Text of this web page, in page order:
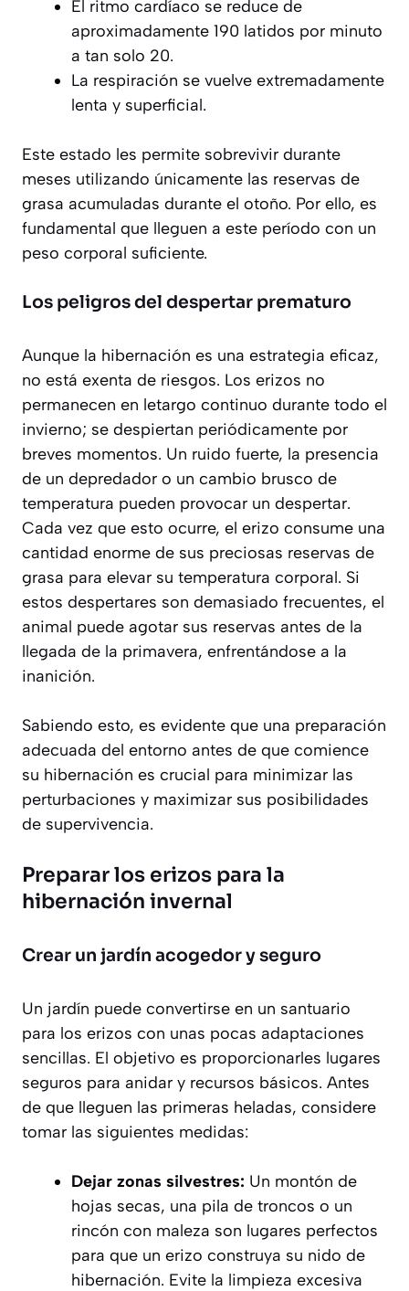
El ritmo cardíaco se reduce de
aproximadamente 190 latidos por minuto
a tan solo 20.
La respiración se vuelve extremadamente
lenta y superficial.
Este estado les permite sobrevivir durante
meses utilizando únicamente las reservas de
grasa acumuladas durante el otoño. Por ello, es
fundamental que lleguen a este período con un
peso corporal suficiente.
Los peligros del despertar prematuro
Aunque la hibernación es una estrategia eficaz,
no está exenta de riesgos. Los erizos no
permanecen en letargo continuo durante todo el
invierno; se despiertan periódicamente por
breves momentos. Un ruido fuerte, la presencia
de un depredador o un cambio brusco de
temperatura pueden provocar un despertar.
Cada vez que esto ocurre, el erizo consume una
cantidad enorme de sus preciosas reservas de
grasa para elevar su temperatura corporal. Si
estos despertares son demasiado frecuentes, el
animal puede agotar sus reservas antes de la
llegada de la primavera, enfrentándose a la
inanición.
Sabiendo esto, es evidente que una preparación
adecuada del entorno antes de que comience
su hibernación es crucial para minimizar las
perturbaciones y maximizar sus posibilidades
de supervivencia.
Preparar los erizos para la
hibernación invernal
Crear un jardín acogedor y seguro
Un jardín puede convertirse en un santuario
para los erizos con unas pocas adaptaciones
sencillas. El objetivo es proporcionarles lugares
seguros para anidar y recursos básicos. Antes
de que lleguen las primeras heladas, considere
tomar las siguientes medidas:
Dejar zonas silvestres: Un montón de
hojas secas, una pila de troncos o un
rincón con maleza son lugares perfectos
para que un erizo construya su nido de
hibernación. Evite la limpieza excesiva